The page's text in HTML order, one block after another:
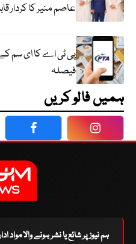
عاصم منیر کا کردار
پی ٹی اے کا ای سم کے
فیصلہ
ہمیں فالو کریں
Facebook
ہم نیوز پر شائع یا نشر ہونے والا